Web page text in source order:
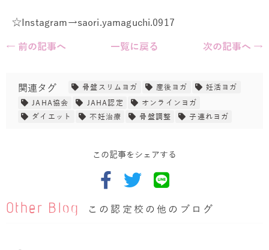
☆Instagram→saori.yamaguchi.0917
← 前の記事へ
一覧に戻る 次の記事へ →
関連タグ 骨盤スリムヨガ 産後ヨガ
妊活ヨガ
JAHA協会
JAHA認定
オンラインヨガ
ダイエット
不妊治療 骨盤調整 子連れヨガ
この記事をシェアする
Other Blog この認定校の他のブログ